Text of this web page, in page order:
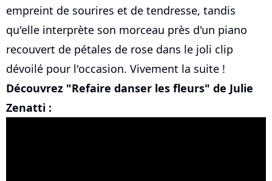
empreint de sourires et de tendresse, tandis
qu'elle interprète son morceau près d'un piano
recouvert de pétales de rose dans le joli clip
dévoilé pour l'occasion. Vivement la suite !
Découvrez "Refaire danser les fleurs" de Julie
Zenatti :